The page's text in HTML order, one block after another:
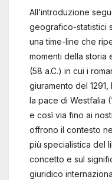
All’introduzione
geografico-statistici
una time-line che
momenti della storia
(58 a.C.) in cui i
giuramento del 1291,
la pace di Westfalia
e così via fino ai
offrono il contesto
più specialistica del
concetto e sul
giuridico